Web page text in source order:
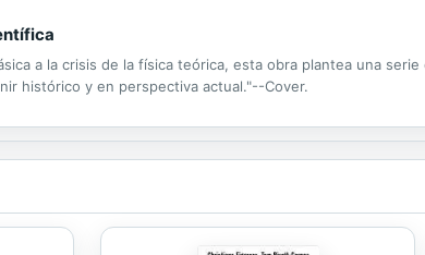
a la crisis de la física teórica, esta obra plantea una
histórico y en perspectiva actual."--Cover.